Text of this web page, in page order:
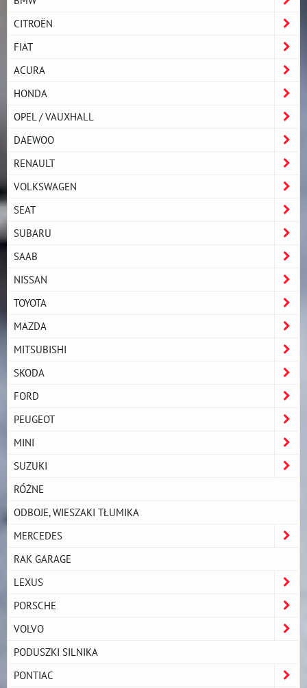
CITROËN
FIAT
ACURA
HONDA
OPEL / VAUXHALL
DAEWOO
RENAULT
VOLKSWAGEN
SEAT
SUBARU
SAAB
NISSAN
TOYOTA
MAZDA
MITSUBISHI
SKODA
FORD
PEUGEOT
MINI
SUZUKI
RÓŻNE
ODBOJE, WIESZAKI TŁUMIKA
MERCEDES
RAK GARAGE
LEXUS
PORSCHE
VOLVO
PODUSZKI SILNIKA
PONTIAC